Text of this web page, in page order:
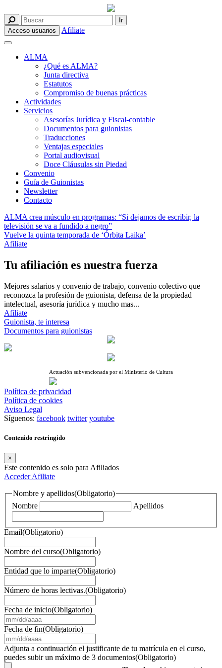
Acceso usuarios Afiliate
ALMA
¿Qué es ALMA?
Junta directiva
Estatutos
Compromiso de buenas prácticas
Actividades
Servicios
Asesorías Jurídica y Fiscal-contable
Documentos para guionistas
Traducciones
Ventajas especiales
Portal audiovisual
Doce Cláusulas sin Piedad
Convenio
Guía de Guionistas
Newsletter
Contacto
ALMA crea músculo en programas: “Si dejamos de escribir, la
televisión se va a fundido a negro”
Vuelve la quinta temporada de ‘Órbita Laika’
Afiliate
Tu afiliación es nuestra fuerza
Mejores salarios y convenio de trabajo, convenio colectivo que
reconozca la profesión de guionista, defensa de la propiedad
intelectual, asesoría jurídica y mucho mas...
Afiliate
Guionista, te interesa
Documentos para guionistas
Actuación subvencionada por el Ministerio de Cultura
Política de privacidad
Política de cookies
Aviso Legal
Síguenos: facebook twitter youtube
Contenido restringido
×
Este contenido es solo para Afiliados
AccederAfiliate
Nombre y apellidos(Obligatorio)
Nombre
Apellidos
Email(Obligatorio)
Nombre del curso(Obligatorio)
Entidad que lo imparte(Obligatorio)
Número de horas lectivas.(Obligatorio)
Fecha de inicio(Obligatorio)
barra
DD
barra
AAAA
Fecha de fin(Obligatorio)
barra
DD
Adjunta a continuación el justificante de tu matrícula en el curso,
puedes subir un máximo de 3 documentos(Obligatorio)